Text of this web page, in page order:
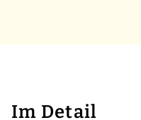
Im Detail